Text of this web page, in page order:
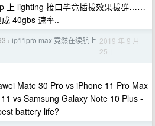
上 lighting 接口毕竟插拔效果拔群……
40gbs 速率..
› ip11pro max 竟然在续航上 2019 年 9 月
25 日
Mate 30 Pro vs iPhone 11 Pro Max
vs Samsung Galaxy Note 10 Plus -
battery life?